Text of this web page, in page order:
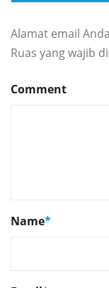
Alamat email
Ruas yang wajib
Comment
Name*